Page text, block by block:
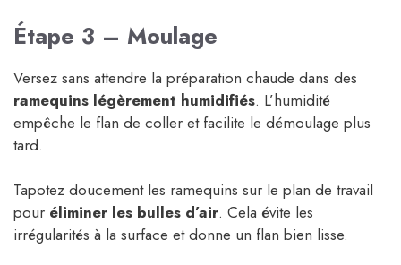
Étape 3 – Moulage
Versez sans attendre la préparation chaude dans des
ramequins légèrement humidifiés. L’humidité
empêche le flan de coller et facilite le démoulage plus
tard.
Tapotez doucement les ramequins sur le plan de travail
pour éliminer les bulles d’air. Cela évite les
irrégularités à la surface et donne un flan bien lisse.